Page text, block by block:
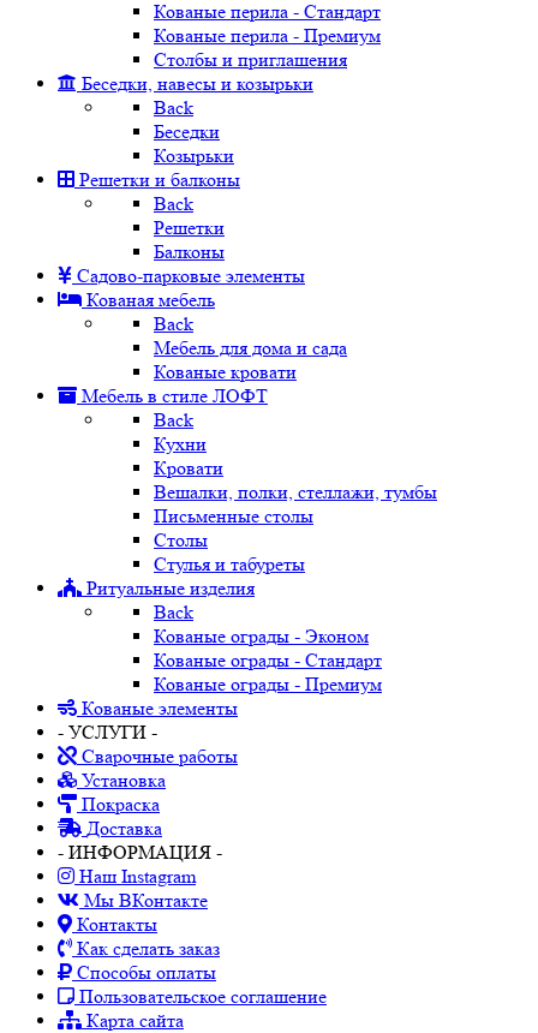
Кованые перила - Стандарт
Кованые перила - Премиум
Столбы и приглашения
Беседки, навесы и козырьки
Back
Беседки
Козырьки
Решетки и балконы
Back
Решетки
Балконы
Садово-парковые элементы
Кованая мебель
Back
Мебель для дома и сада
Кованые кровати
Мебель в стиле ЛОФТ
Back
Кухни
Кровати
Вешалки, полки, стеллажи, тумбы
Письменные столы
Столы
Стулья и табуреты
Ритуальные изделия
Back
Кованые ограды - Эконом
Кованые ограды - Стандарт
Кованые ограды - Премиум
Кованые элементы
- УСЛУГИ -
Сварочные работы
Установка
Покраска
Доставка
- ИНФОРМАЦИЯ -
Наш Instagram
Мы ВКонтакте
Контакты
Как сделать заказ
Способы оплаты
Пользовательское соглашение
Карта сайта